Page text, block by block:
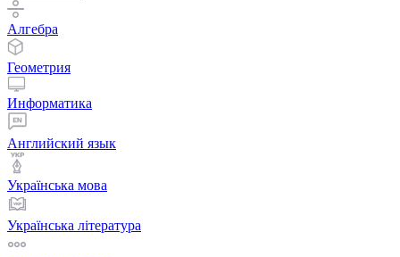
Алгебра
Геометрия
Информатика
Английский язык
Українська мова
Українська література